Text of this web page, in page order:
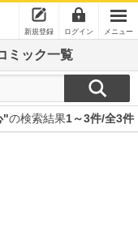
新規登録 ログイン メニュー
ミック一覧
"の検索結果1～3件/全3件